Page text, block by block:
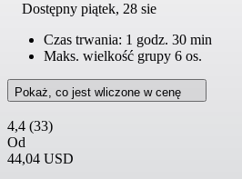
Dostępny piątek, 28 sie
Czas trwania: 1 godz. 30 min
Maks. wielkość grupy 6 os.
Pokaż, co jest wliczone w cenę
4,4 (33)
Od
44,04 USD